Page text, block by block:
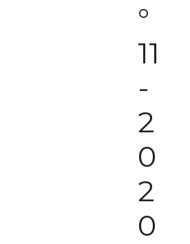
°
11
-
2
0
2
0